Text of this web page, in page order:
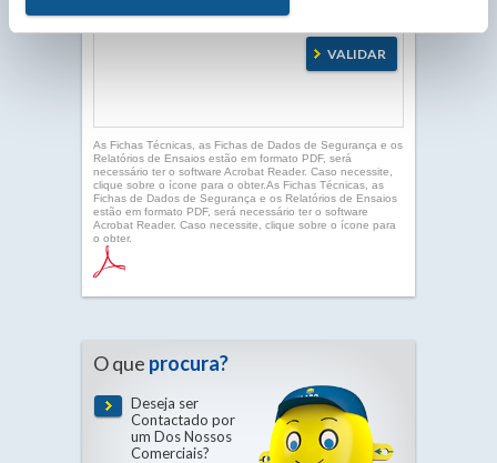
As Fichas Técnicas, as Fichas de Dados de Segurança e os
Relatórios de Ensaios estão em formato PDF, será
necessário ter o software Acrobat Reader. Caso necessite,
clique sobre o ícone para o obter.As Fichas Técnicas, as
Fichas de Dados de Segurança e os Relatórios de Ensaios
estão em formato PDF, será necessário ter o software
Acrobat Reader. Caso necessite, clique sobre o ícone para
o obter.
O que procura?
Deseja ser
Contactado por
um Dos Nossos
Comerciais?